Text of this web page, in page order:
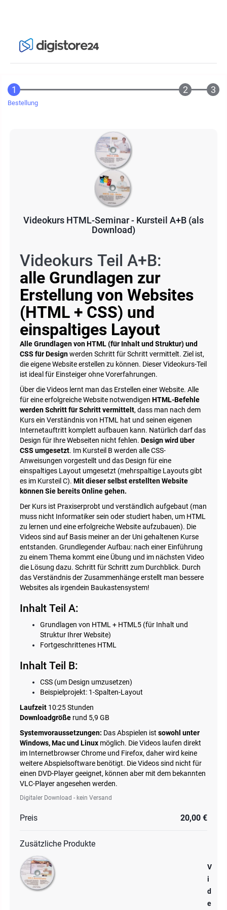
Bestellung
Videokurs HTML-Seminar - Kursteil A+B (als
Download)
Videokurs Teil A+B:
alle Grundlagen zur
Erstellung von Websites
(HTML + CSS) und
einspaltiges Layout
Alle Grundlagen von HTML (für Inhalt und Struktur) und
CSS für Designwerden Schritt für Schritt vermittelt. Ziel ist,
die eigene Website erstellen zu können. Dieser Videokurs-Teil
ist ideal für Einsteiger ohne Vorerfahrungen.
Über die Videos lernt man das Erstellen einer Website. Alle
für eine erfolgreiche Website notwendigen HTML-Befehle
werden Schritt für Schritt vermittelt, dass man nach dem
Kurs ein Verständnis von HTML hat und seinen eigenen
Internetauftritt komplett aufbauen kann. Natürlich darf das
Design für Ihre Webseiten nicht fehlen. Design wird über
CSS umgesetzt. Im Kursteil B werden alle CSS-
Anweisungen vorgestellt und das Design für eine
einspaltiges Layout umgesetzt (mehrspaltige Layouts gibt
es im Kursteil C). Mit dieser selbst erstellten Website
können Sie bereits Online gehen.
Der Kurs ist Praxiserprobt und verständlich aufgebaut (man
muss nicht Informatiker sein oder studiert haben, um HTML
zu lernen und eine erfolgreiche Website aufzubauen). Die
Videos sind auf Basis meiner an der Uni gehaltenen Kurse
entstanden. Grundlegender Aufbau: nach einer Einführung
zu einem Thema kommt eine Übung und im nächsten Video
die Lösung dazu. Schritt für Schritt zum Durchblick. Durch
das Verständnis der Zusammenhänge erstellt man bessere
Websites als irgendein Baukastensystem!
Inhalt Teil A:
Grundlagen von HTML + HTML5 (für Inhalt und
Struktur Ihrer Website)
Fortgeschrittenes HTML
Inhalt Teil B:
CSS (um Design umzusetzen)
Beispielprojekt: 1-Spalten-Layout
Laufzeit 10:25 Stunden
Downloadgröße rund 5,9 GB
Systemvoraussetzungen: Das Abspielen ist sowohl unter
Windows, Mac und Linux möglich. Die Videos laufen direkt
im Internetbrowser Chrome und Firefox, daher wird keine
weitere Abspielsoftware benötigt. Die Videos sind nicht für
einen DVD-Player geeignet, können aber mit dem bekannten
VLC-Player angesehen werden.
Digitaler Download - kein Versand
Preis 20,00 €
Zusätzliche Produkte
V
i
d
e